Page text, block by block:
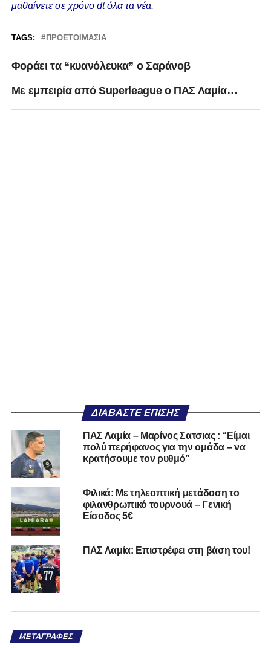
μαθαίνετε σε χρόνο dt όλα τα νέα.
TAGS: ΠΡΟΕΤΟΙΜΑΣΊΑ
Φοράει τα “κυανόλευκα” ο Σαράνοβ
Με εμπειρία από Superleague ο ΠΑΣ Λαμία…
ΔΙΑΒΆΣΤΕ ΕΠΊΣΗΣ
ΠΑΣ Λαμία – Μαρίνος Σατσιας : “Είμαι
πολύ περήφανος για την ομάδα – να
κρατήσουμε τον ρυθμό”
Φιλικά: Με τηλεοπτική μετάδοση το
φιλανθρωπικό τουρνουά – Γενική
Είσοδος 5€
ΠΑΣ Λαμία: Επιστρέφει στη βάση του!
ΜΕΤΑΓΡΑΦΈΣ